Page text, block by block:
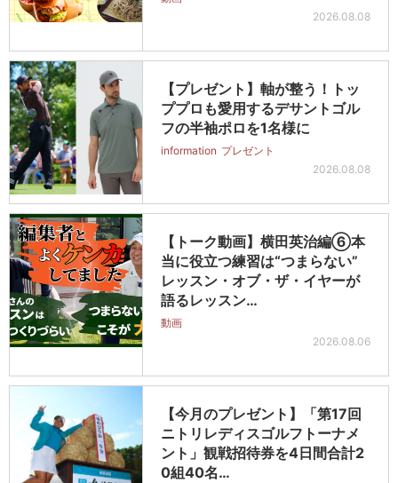
2026.08.08
【プレゼント】軸が整う！トッ
ププロも愛用するデサントゴル
フの半袖ポロを1名様に
information プレゼント
2026.08.08
【トーク動画】横田英治編⑥本
当に役立つ練習は“つまらない”
レッスン・オブ・ザ・イヤーが
語るレッスン…
動画
2026.08.06
【今月のプレゼント】「第17回
ニトリレディスゴルフトーナメ
ント」観戦招待券を4日間合計2
0組40名…